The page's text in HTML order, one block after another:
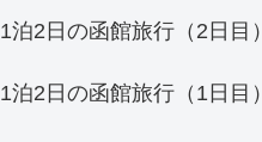
1泊2日の函館旅行（2日目）
1泊2日の函館旅行（1日目）